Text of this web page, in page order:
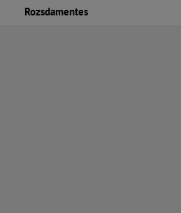
Rozsdamentes